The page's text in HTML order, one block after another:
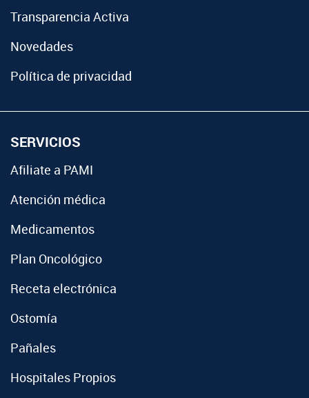
Transparencia Activa
Novedades
Política de privacidad
SERVICIOS
Afiliate a PAMI
Atención médica
Medicamentos
Plan Oncológico
Receta electrónica
Ostomía
Pañales
Hospitales Propios